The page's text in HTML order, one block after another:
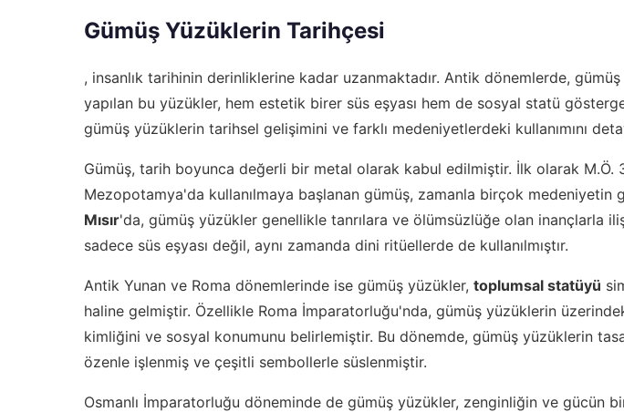
Gümüş Yüzüklerin Tarihçesi
, insanlık tarihinin derinliklerine kadar uzanmaktadır. Antik dönemlerde,
yapılan bu yüzükler, hem estetik birer süs eşyası hem de sosyal statü
gümüş yüzüklerin tarihsel gelişimini ve farklı medeniyetlerdeki kullanımını
Gümüş, tarih boyunca değerli bir metal olarak kabul edilmiştir. İlk olarak M.Ö.
Mezopotamya'da kullanılmaya başlanan gümüş, zamanla birçok medeniyetin
Mısır'da, gümüş yüzükler genellikle tanrılara ve ölümsüzlüğe olan inançlarla
sadece süs eşyası değil, aynı zamanda dini ritüellerde de kullanılmıştır.
Antik Yunan ve Roma dönemlerinde ise gümüş yüzükler, toplumsal statüyü
haline gelmiştir. Özellikle Roma İmparatorluğu'nda, gümüş yüzüklerin
kimliğini ve sosyal konumunu belirlemiştir. Bu dönemde, gümüş yüzüklerin
özenle işlenmiş ve çeşitli sembollerle süslenmiştir.
Osmanlı İmparatorluğu döneminde de gümüş yüzükler, zenginliğin ve gücün